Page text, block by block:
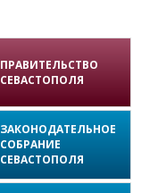
ПРАВИТЕЛЬСТВО
СЕВАСТОПОЛЯ
ЗАКОНОДАТЕЛЬНОЕ
СОБРАНИЕ
СЕВАСТОПОЛЯ